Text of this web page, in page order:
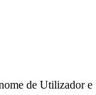
de Utilizador e